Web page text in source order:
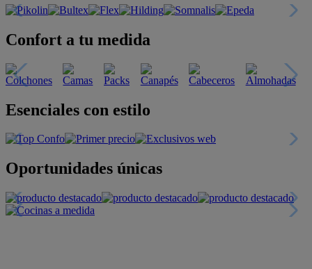
Confort a tu medida
Esenciales con estilo
Oportunidades únicas